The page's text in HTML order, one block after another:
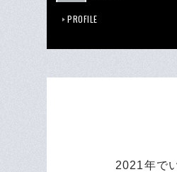
PROFILE
2021年でい